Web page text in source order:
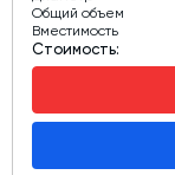
Общий объем
Вместимость
Стоимость: